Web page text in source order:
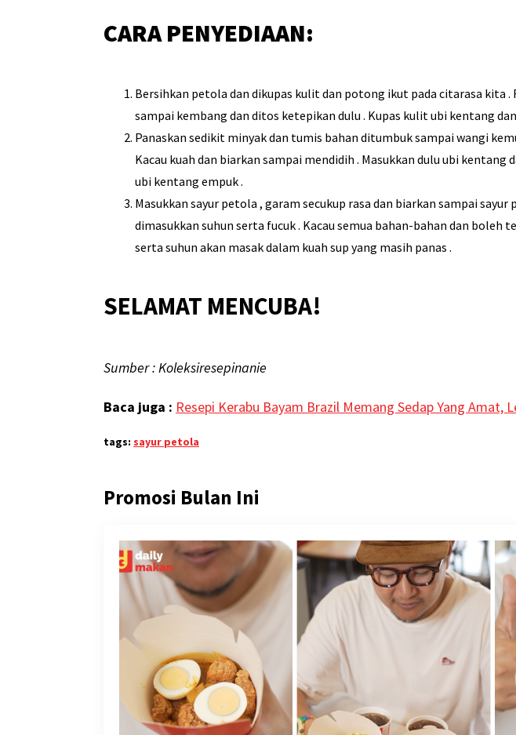
CARA PENYEDIAAN:
Bersihkan petola dan dikupas kulit dan potong ikut pada citarasa kita .
sampai kembang dan ditos ketepikan dulu . Kupas kulit ubi kentang
Panaskan sedikit minyak dan tumis bahan ditumbuk sampai wangi
Kacau kuah dan biarkan sampai mendidih . Masukkan dulu ubi kentang
ubi kentang empuk .
Masukkan sayur petola , garam secukup rasa dan biarkan sampai
dimasukkan suhun serta fucuk . Kacau semua bahan-bahan dan boleh
serta suhun akan masak dalam kuah sup yang masih panas .
SELAMAT MENCUBA!
Sumber : Koleksiresepinanie
Baca juga : Resepi Kerabu Bayam Brazil Memang Sedap Yang Amat,
tags: sayur petola
Promosi Bulan Ini